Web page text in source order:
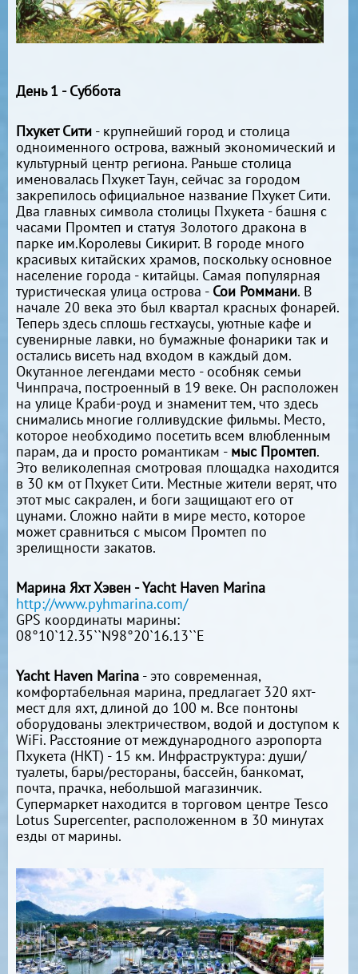
День 1 - Суббота
Пхукет Сити - крупнейший город и столица
одноименного острова, важный экономический и
культурный центр региона. Раньше столица
именовалась Пхукет Таун, сейчас за городом
закрепилось официальное название Пхукет Сити.
Два главных символа столицы Пхукета - башня с
часами Промтеп и статуя Золотого дракона в
парке им.Королевы Сикирит. В городе много
красивых китайских храмов, поскольку основное
население города - китайцы. Самая популярная
туристическая улица острова - Сои Роммани. В
начале 20 века это был квартал красных фонарей.
Теперь здесь сплошь гестхаусы, уютные кафе и
сувенирные лавки, но бумажные фонарики так и
остались висеть над входом в каждый дом.
Окутанное легендами место - особняк семьи
Чинпрача, построенный в 19 веке. Он расположен
на улице Краби-роуд и знаменит тем, что здесь
снимались многие голливудские фильмы. Место,
которое необходимо посетить всем влюбленным
парам, да и просто романтикам - мыс Промтеп.
Это великолепная смотровая площадка находится
в 30 км от Пхукет Сити. Местные жители верят, что
этот мыс сакрален, и боги защищают его от
цунами. Сложно найти в мире место, которое
может сравниться с мысом Промтеп по
зрелищности закатов.
Марина Яхт Хэвен - Yacht Haven Marina
http://www.pyhmarina.com/
GPS координаты марины:
08°10`12.35``N98°20`16.13``E
Yacht Haven Marina - это современная,
комфортабельная марина, предлагает 320 яхт-
мест для яхт, длиной до 100 м. Все понтоны
оборудованы электричеством, водой и доступом к
WiFi. Расстояние от международного аэропорта
Пхукета (HKT) - 15 км. Инфраструктура: души/
туалеты, бары/рестораны, бассейн, банкомат,
почта, прачка, небольшой магазинчик.
Супермаркет находится в торговом центре Tesco
Lotus Supercenter, расположенном в 30 минутах
езды от марины.